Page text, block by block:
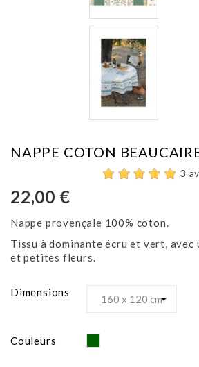
NAPPE COTON
3
22,00 €
Nappe provençale 100% coton.
Tissu à dominante écru et vert, avec
et petites fleurs.
Dimensions
Couleurs Vert